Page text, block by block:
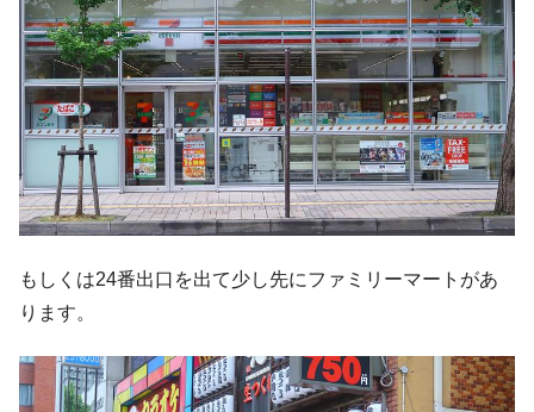
もしくは24番出口を出て少し先にファミリーマートがあ
ります。